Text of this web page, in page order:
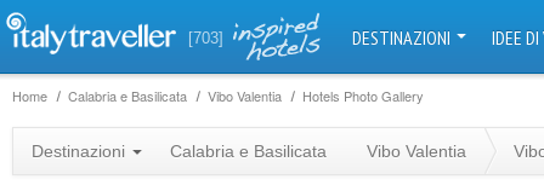
[703] DESTINAZIONI IDEE
Home Calabria e Basilicata Vibo Valentia Hotels Photo Gallery
Destinazioni Calabria e Basilicata Vibo Valentia